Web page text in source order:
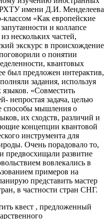
РХТУ имени Д.И. Менделеева
«Как европейские
и коллапсе
нескольких частей,
экскурс в происхождение
о понятии
квантовых
был предложен интерактив,
задания, используя
«Совместить
непростая задача, целью
способы мышления о
их сходств, различий и
концепции квантовой
инструмента для
Очень порадовало то,
предвосхищали развитие
вовлекались в
примеров на
представить мастер
в частности стран СНГ.
квест , предложенный